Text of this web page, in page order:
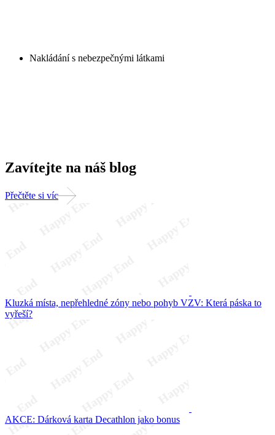
Nakládání s nebezpečnými látkami
Zavítejte na náš blog
Přečtěte si víc
Kluzká místa, nepřehledné zóny nebo pohyb VZV: Která páska to
vyřeší?
AKCE: Dárková karta Decathlon jako bonus